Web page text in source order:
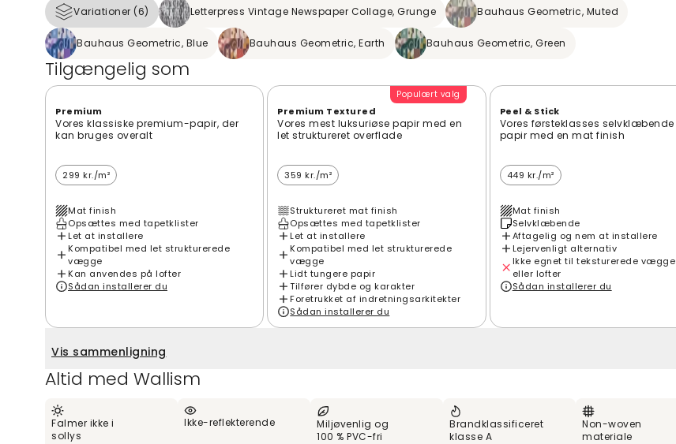
Variationer (6) Letterpress Vintage Newspaper Collage, Grunge Bauhaus Geometric, Muted
Bauhaus Geometric, Blue Bauhaus Geometric, Earth Bauhaus Geometric, Green
Tilgængelig som
Premium
Vores klassiske premium-papir, der
kan bruges overalt
299 kr./m²
Mat finish
Opsættes med tapetklister
Let at installere
Kompatibel med let strukturerede
vægge
Kan anvendes på lofter
Sådan installerer du
Populært valg
Premium Textured
Vores mest luksuriøse papir med en
let struktureret overflade
359 kr./m²
Struktureret mat finish
Opsættes med tapetklister
Let at installere
Kompatibel med let strukturerede
vægge
Lidt tungere papir
Tilfører dybde og karakter
Foretrukket af indretningsarkitekter
Sådan installerer du
Peel & Stick
Vores førsteklasses selvklæbende
papir med en mat finish
449 kr./m²
Mat finish
Selvklæbende
Aftagelig og nem at installere
Lejervenligt alternativ
Ikke egnet til teksturerede vægge
eller lofter
Sådan installerer du
Vis sammenligning
Altid med Wallism
Falmer ikke i
sollys
Ikke-reflekterende
Miljøvenlig og
100 % PVC-fri
Brandklassificeret
klasse A
Non-woven
materiale